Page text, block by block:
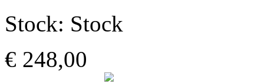
Stock: Stock
€ 248,00